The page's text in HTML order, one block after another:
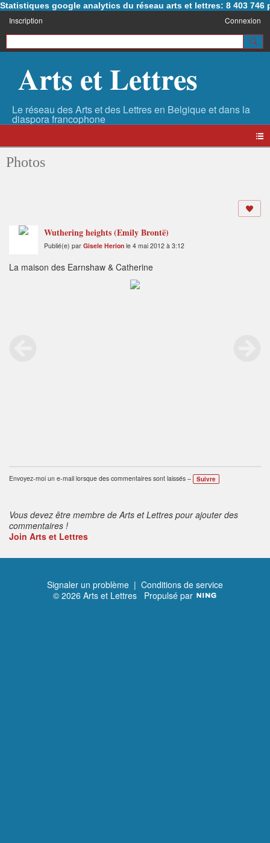
Statistiques google analytics du réseau arts et lettres: 8 403 746
Inscription Connexion
Arts et Lettres
Photos
Wuthering heights (Emily Brontë)
Publié(e) par Gisele Herion le 4 mai 2012 à 3:12
La maison des Earnshaw & Catherine
Envoyez-moi un e-mail lorsque des commentaires sont laissés – Suivre
Vous devez être membre de Arts et Lettres pour ajouter des
commentaires !
Join Arts et Lettres
Signaler un problème | Conditions de service
© 2026 Arts et Lettres Propulsé par